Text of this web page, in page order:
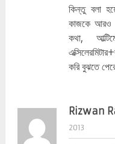
কিন্তু বলা
কাজকে আরও
কথা,
করি বুঝতে
Rizwan
2013